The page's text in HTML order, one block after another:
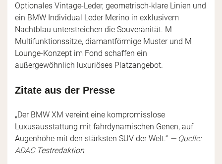
Optionales Vintage-Leder, geometrisch-klare Linien und
ein BMW Individual Leder Merino in exklusivem
Nachtblau unterstreichen die Souveränität. M
Multifunktionssitze, diamantförmige Muster und M
Lounge-Konzept im Fond schaffen ein
außergewöhnlich luxuriöses Platzangebot.
Zitate aus der Presse
„Der BMW XM vereint eine kompromisslose
Luxusausstattung mit fahrdynamischen Genen, auf
Augenhöhe mit den stärksten SUV der Welt.“ — Quelle:
ADAC Testredaktion